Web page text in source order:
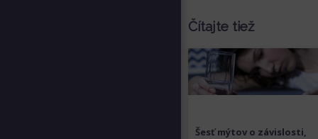
Čítajte tiež
Šesť mýtov o závislosti,